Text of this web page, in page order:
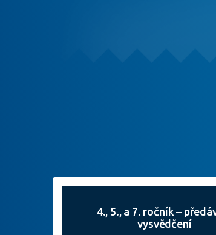
4., 5., a 7. ročník –
vysvědčení